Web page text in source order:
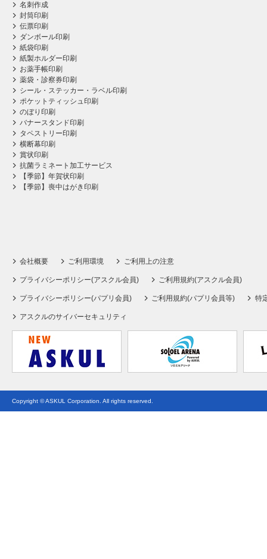
名刺作成
封筒印刷
伝票印刷
ダンボール印刷
紙袋印刷
紙製ホルダー印刷
お薬手帳印刷
薬袋・診察券印刷
シール・ステッカー・ラベル印刷
ポケットティッシュ印刷
のぼり印刷
バナースタンド印刷
タペストリー印刷
横断幕印刷
賞状印刷
抗菌ラミネート加工サービス
【季節】年賀状印刷
【季節】喪中はがき印刷
会社概要 ご利用環境 ご利用上の注意
プライバシーポリシー(アスクル会員) ご利用規約(アスクル会員)
プライバシーポリシー(パプリ会員) ご利用規約(パプリ会員等) 特
アスクルのサイバーセキュリティ
Copyright © ASKUL Corporation. All rights reserved.